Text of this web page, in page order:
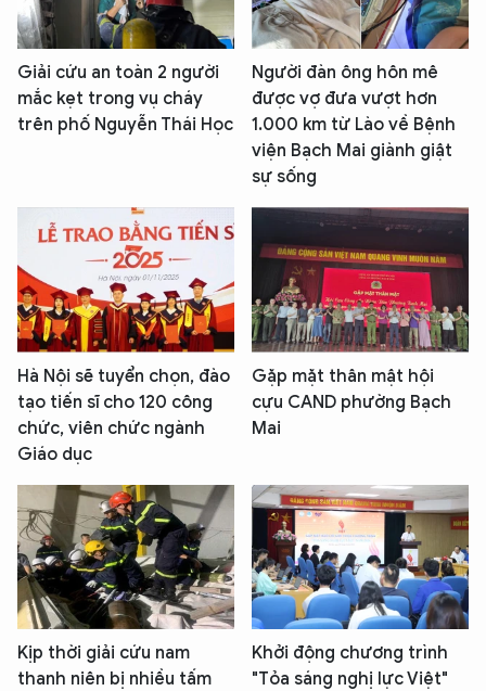
Giải cứu an toàn 2 người
mắc kẹt trong vụ cháy
trên phố Nguyễn Thái Học
Người đàn ông hôn mê
được vợ đưa vượt hơn
1.000 km từ Lào về Bệnh
viện Bạch Mai giành giật
sự sống
Hà Nội sẽ tuyển chọn, đào
tạo tiến sĩ cho 120 công
chức, viên chức ngành
Giáo dục
Gặp mặt thân mật hội
cựu CAND phường Bạch
Mai
Kịp thời giải cứu nam
thanh niên bị nhiều tấm
Khởi động chương trình
"Tỏa sáng nghị lực Việt"